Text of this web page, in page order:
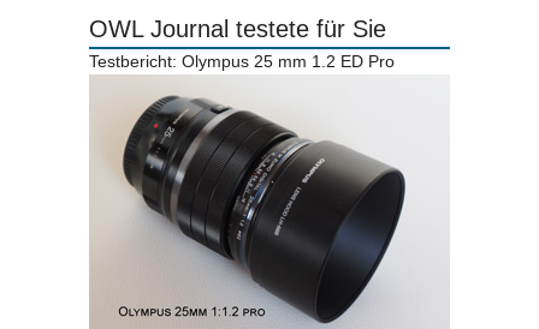
OWL Journal testete für Sie
Testbericht: Olympus 25 mm 1.2 ED Pro